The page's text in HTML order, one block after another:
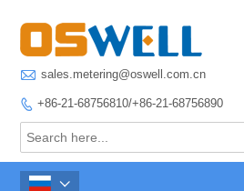
 sales.metering@oswell.com.cn
 +86-21-68756810/+86-21-68756890
